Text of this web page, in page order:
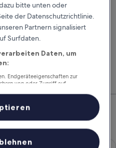
buche Flug, Hotel
um noch mehr zu
–
bitte unten oder
der Datenschutzrichtlinie.
Partnern signalisiert
Surfdaten.
Daten, um
Endgeräteeigenschaften zur
von oder Zugriff auf
und der Performance von Inhalten,
und Verbesserung von